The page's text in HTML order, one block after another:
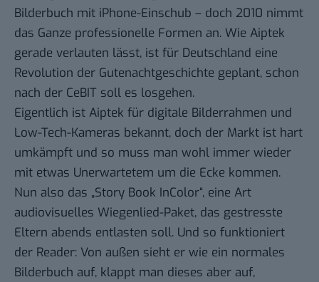
Bilderbuch mit iPhone-Einschub – doch 2010 nimmt
das Ganze professionelle Formen an. Wie Aiptek
gerade verlauten lässt, ist für Deutschland eine
Revolution der Gutenachtgeschichte geplant, schon
nach der CeBIT soll es losgehen.
Eigentlich ist Aiptek für digitale Bilderrahmen und
Low-Tech-Kameras bekannt, doch der Markt ist hart
umkämpft und so muss man wohl immer wieder
mit etwas Unerwartetem um die Ecke kommen.
Nun also das „Story Book InColor“, eine Art
audiovisuelles Wiegenlied-Paket, das gestresste
Eltern abends entlasten soll. Und so funktioniert
der Reader: Von außen sieht er wie ein normales
Bilderbuch auf, klappt man dieses aber auf,